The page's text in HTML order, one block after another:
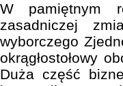
W pamiętnym
zasadniczej
wyborczego
okrągłostołowy
Duża część